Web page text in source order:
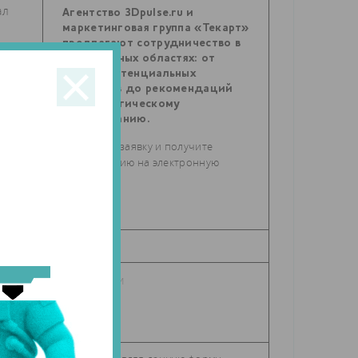
Агентство 3Dpulse.ru и
маркетинговая группа «Текарт»
предлагают сотрудничество в
самых разных областях: от
поиска потенциальных
партнеров до рекомендаций
по стратегическому
планированию.
Отправьте заявку и получите
консультацию на электронную